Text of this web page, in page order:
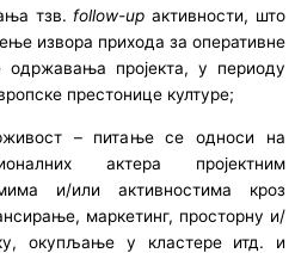
тзв. follow-up активности, што
извора прихода за оперативне
пројекта, у периоду
престонице културе;
– питање се односи на
актера пројектним
и/или активностима кроз
маркетинг, просторну и/
окупљање у кластере итд. и